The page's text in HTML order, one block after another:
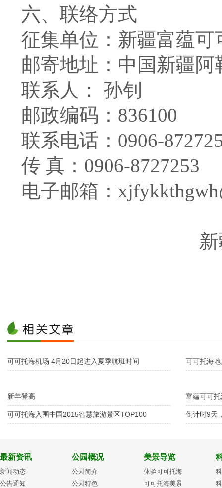
六、联络方式
征集单位：新疆富蕴
邮寄地址：中国新疆
联系人： 孙钊
邮政编码： 836100
联系电话： 0906-
传 真： 0906-8727253
电子邮箱：
可可托海机场 4月20日起进入夏季航班时间 可可托海
新年登高 富蕴可可
可可托海入围中国2015智慧旅游景区TOP100 倒计时9天
最新资讯
新闻动态
公告通知
公园概况
公园简介
公园特色
美景导览
体验可可托海
可可托海美景